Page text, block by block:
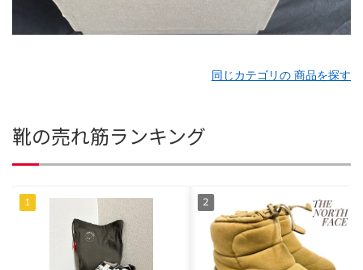
同じカテゴリの 商品を探す
靴の売れ筋ランキング